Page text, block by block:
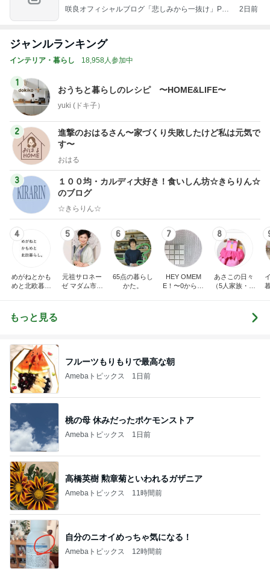
咲良オフィシャルブログ「悲しみから一抜け」Pow
2日前
ジャンルランキング
インテリア・暮らし 18,958人参加中
1
おうちと暮らしのレシピ 〜HOME&LIFE〜
yuki (ドキ子）
2
進撃のおはるさん〜家づくり失敗したけど私は元気で
す〜
おはる
3
１００均・カルディ大好き！食いしん坊☆きらりん☆
のブログ
☆きらりん☆
4
めがねとかも
めと北欧暮ら
5
元祖サロネー
ゼ マダム市川
6
65点の暮らし
かた。
7
HEY OMEM
E！〜0からの
8
あさこの日々
（5人家族・投
もっと見る
フルーツもりもりで最高な朝
Amebaトピックス 1日前
桃の母 休みだったポケモンストア
Amebaトピックス 1日前
高橋英樹 勲章菊といわれるガザニア
Amebaトピックス 11時間前
自分のニオイめっちゃ気になる！
Amebaトピックス 12時間前